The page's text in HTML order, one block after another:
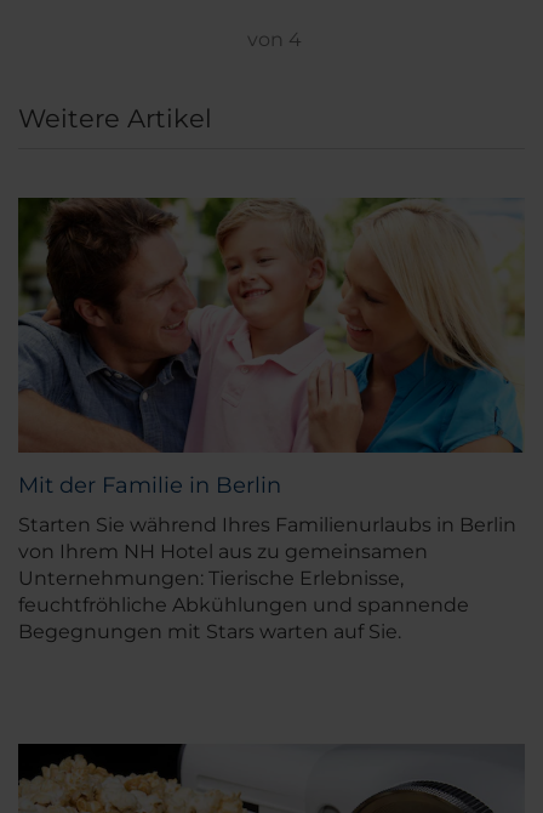
von 4
Weitere Artikel
Mit der Familie in Berlin
Starten Sie während Ihres Familienurlaubs in Berlin
von Ihrem NH Hotel aus zu gemeinsamen
Unternehmungen: Tierische Erlebnisse,
feuchtfröhliche Abkühlungen und spannende
Begegnungen mit Stars warten auf Sie.